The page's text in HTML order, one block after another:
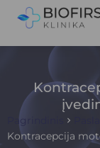
Pagrindinis
Kontracepcija